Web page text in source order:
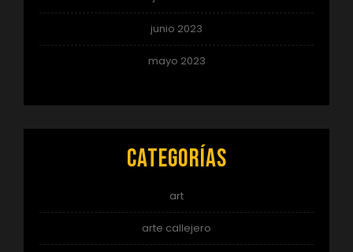
junio 2023
mayo 2023
Categorías
art
arte callejero